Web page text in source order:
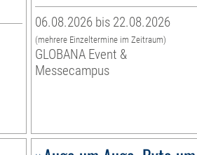
06.08.2026 bis 22.08.2026
(mehrere Einzeltermine im Zeitraum)
GLOBANA Event &
Messecampus